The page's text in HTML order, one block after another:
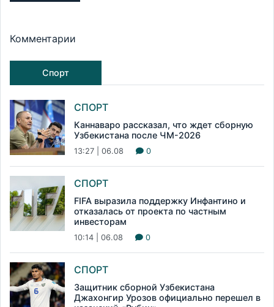
Комментарии
Спорт
СПОРТ
Каннаваро рассказал, что ждет сборную
Узбекистана после ЧМ-2026
13:27 | 06.08 0
СПОРТ
FIFA выразила поддержку Инфантино и
отказалась от проекта по частным
инвесторам
10:14 | 06.08 0
СПОРТ
Защитник сборной Узбекистана
Джахонгир Урозов официально перешел в